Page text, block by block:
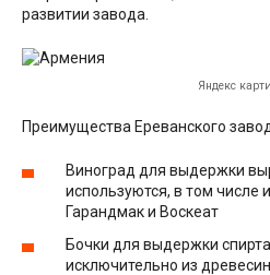
развитии завода.
Яндекс
Преимущества Ереванского
Виноград для выдержки
используются, в том числе
Гарандмак и Воскеат
Бочки для выдержки
исключительно из